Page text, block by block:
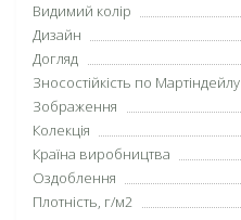
Видимий колір
Дизайн
Догляд
Зносостійкість по Мартіндейлу
Зображення
Колекція
Країна виробництва
Оздоблення
Плотність, г/м2